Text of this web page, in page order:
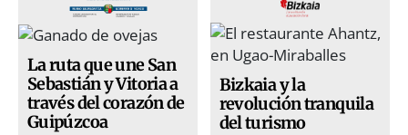
La ruta que une San
Sebastián y Vitoria a
través del corazón de
Guipúzcoa
Bizkaia y la
revolución tranquila
del turismo